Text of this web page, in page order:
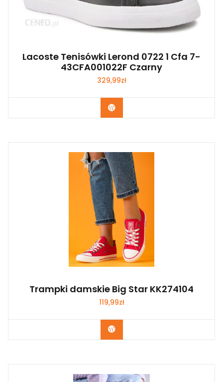
Lacoste Tenisówki Lerond 0722 1 Cfa 7-
43CFA001022F Czarny
329,99zł
Kup Teraz
Trampki damskie Big Star KK274104
119,99zł
Kup Teraz